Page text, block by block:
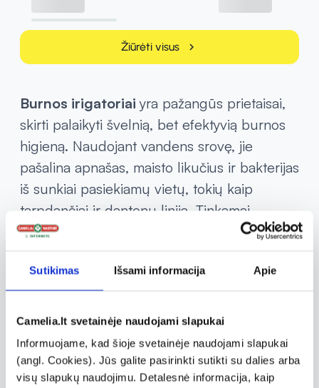
Sutikimas Išsami informacija Apie
Camelia.lt svetainėje naudojami slapukai
Informuojame, kad šioje svetainėje naudojami slapukai
(angl. Cookies). Jūs galite pasirinkti sutikti su dalies arba
visų slapukų naudojimu. Detalesnė informacija, kaip
Žiūrėti visus chevron_right
Burnos irigatoriai yra pažangūs prietaisai,
skirti palaikyti švelnią, bet efektyvią burnos
higieną. Naudojant vandens srovę, jie
pašalina apnašas, maisto likučius ir bakterijas
iš sunkiai pasiekiamų vietų, tokių kaip
tarpdančiai ir dantenų linija. Tinkamai
naudojami, burnos irigatoriai
užtikrina
šepetėliai, nes vandens srovė pasiekia ir
išvalo vietas, kuriose įprastai susikaupia
nešvarumų, kur negali pasiekti šepetėlis. Tai
ypač naudinga turintiems breketus,
implantus ar dantų protezus, kadangi šios
priemonės gerokai palengvina valymo